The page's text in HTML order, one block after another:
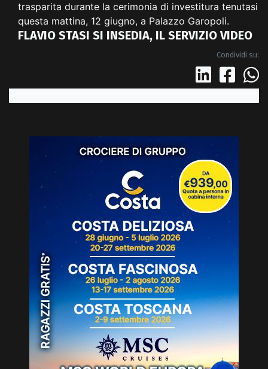
trasparita durante la cerimonia di investitura tenutasi
questa mattina, 12 giugno, a Palazzo Garopoli.
FLAVIO STASI SI INSEDIA, IL SERVIZIO VIDEO
Condividi su: